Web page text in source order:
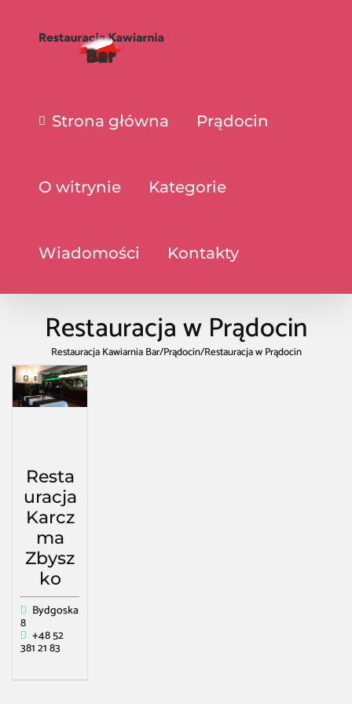
Strona główna Prądocin
O witrynie Kategorie
Wiadomości Kontakty
Restauracja w Prądocin
Restauracja Kawiarnia Bar/Prądocin/Restauracja w Prądocin
Resta
uracja
Karcz
ma
Zbysz
ko
Bydgoska
8
+48 52
381 21 83